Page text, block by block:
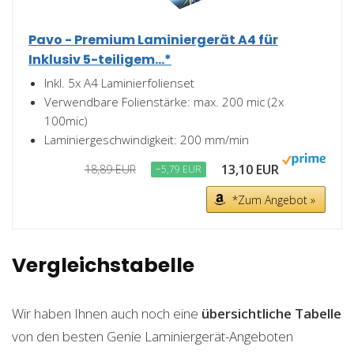
Pavo - Premium Laminiergerät A4 für
Inklusiv 5-teiligem...*
Inkl. 5x A4 Laminierfolienset
Verwendbare Folienstärke: max. 200 mic (2x
100mic)
Laminiergeschwindigkeit: 200 mm/min
18,89 EUR −5,79 EUR 13,10 EUR
*Zum Angebot »
Vergleichstabelle
Wir haben Ihnen auch noch eine übersichtliche Tabelle
von den besten Genie Laminiergerät-Angeboten